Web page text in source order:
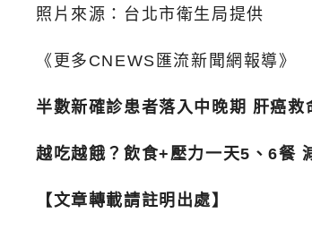
照片來源：台北市衛生局提供
《更多CNEWS匯流新聞網報導》
半數新確診患者落入中晚期 肝癌
越吃越餓？飲食+壓力一天5、6餐
【文章轉載請註明出處】